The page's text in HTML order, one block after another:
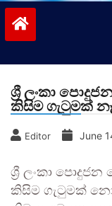
ශ්‍රී ලංකා
කිසිම ගැටුමක්
Editor June
ශ්‍රී ලංකා
කිසිම ගැටුමක්